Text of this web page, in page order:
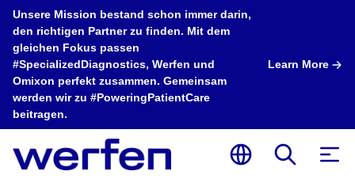
Unsere Mission bestand schon immer darin,
den richtigen Partner zu finden. Mit dem
gleichen Fokus passen
#SpecializedDiagnostics, Werfen und
Omixon perfekt zusammen. Gemeinsam
werden wir zu #PoweringPatientCare
beitragen.
Learn More